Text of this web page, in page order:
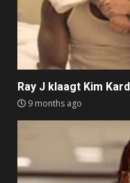
Ray J klaagt Kim
9 months ago